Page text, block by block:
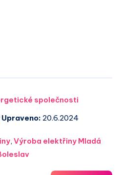
společnosti
20.6.2024
, Výroba elektřiny Mladá